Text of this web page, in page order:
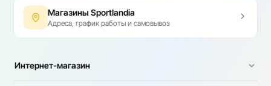
Магазины Sportlandia
Адреса, график работы и самовывоз
Интернет-магазин